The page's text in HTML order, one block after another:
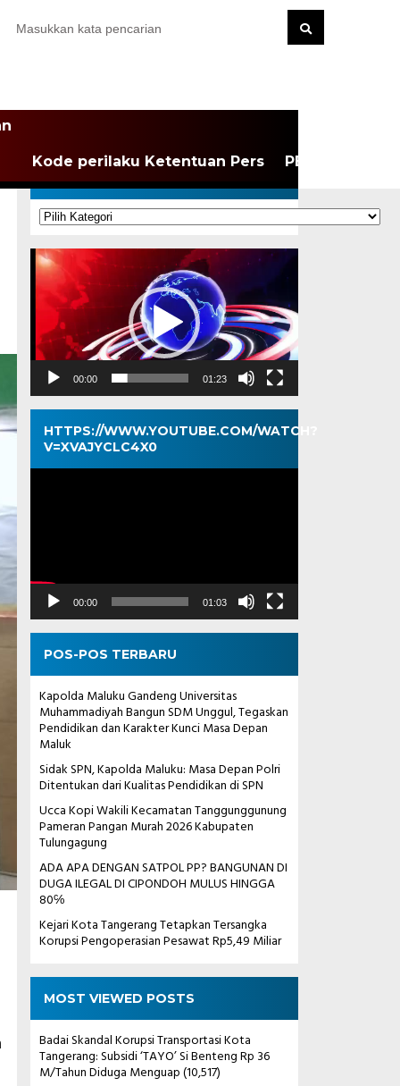
Kode perilaku Ketentuan Pers PEDOMAN
KATEGORI
Kategori
Pemutar
Video
00:00 01:23
HTTPS://WWW.YOUTUBE.COM/WATCH?
V=XVAJYCLC4X0
Pemutar
00:00 01:03
POS-POS TERBARU
Kapolda Maluku Gandeng Universitas
Muhammadiyah Bangun SDM Unggul, Tegaskan
Pendidikan dan Karakter Kunci Masa Depan
Maluk
Sidak SPN, Kapolda Maluku: Masa Depan Polri
Ditentukan dari Kualitas Pendidikan di SPN
Ucca Kopi Wakili Kecamatan Tanggunggunung
Pameran Pangan Murah 2026 Kabupaten
Tulungagung
ADA APA DENGAN SATPOL PP? BANGUNAN DI
DUGA ILEGAL DI CIPONDOH MULUS HINGGA
80℅
Kejari Kota Tangerang Tetapkan Tersangka
Korupsi Pengoperasian Pesawat Rp5,49 Miliar
MOST VIEWED POSTS
Badai Skandal Korupsi Transportasi Kota
Tangerang: Subsidi ‘TAYO’ Si Benteng Rp 36
M/Tahun Diduga Menguap(10,517)